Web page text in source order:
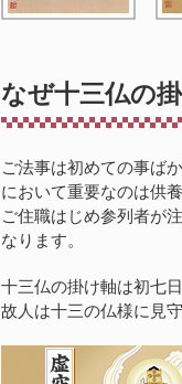
なぜ十三仏の
ご法事は初めての事ば
において重要なのは供
ご住職はじめ参列者が
なります。
十三仏の掛け軸は初七
故人は十三の仏様に見